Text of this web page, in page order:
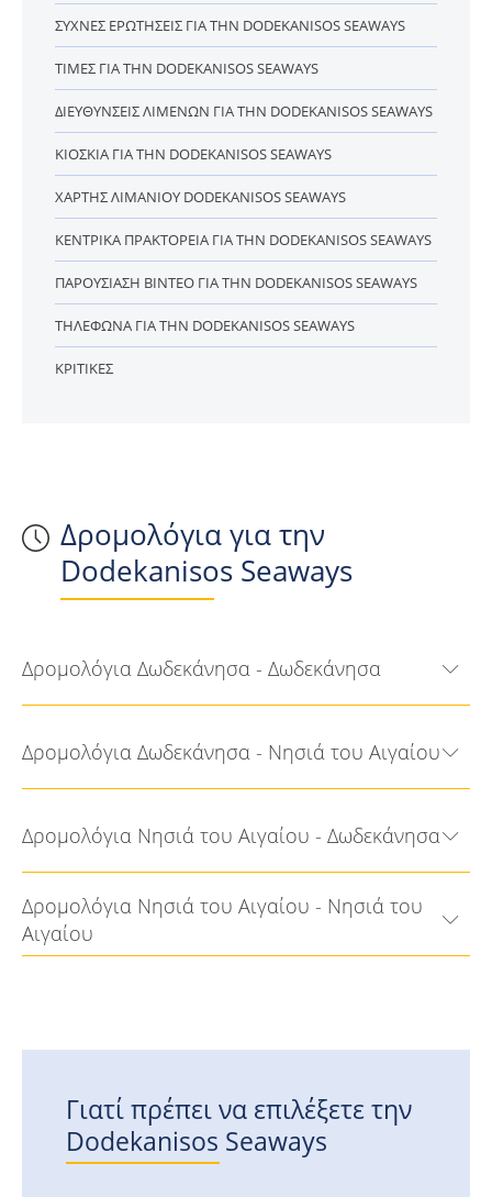
Δρομολόγια για την
Dodekanisos Seaways
Δρομολόγια Δωδεκάνησα - Δωδεκάνησα
Δρομολόγια Δωδεκάνησα - Νησιά του Αιγαίου
Δρομολόγια Νησιά του Αιγαίου - Δωδεκάνησα
Δρομολόγια Νησιά του Αιγαίου - Νησιά του
Αιγαίου
Γιατί πρέπει να επιλέξετε την
Dodekanisos Seaways
ΣΥΧΝΈΣ ΕΡΩΤΉΣΕΙΣ ΓΙΑ ΤΗΝ DODEKANISOS SEAWAYS
ΤΙΜΈΣ ΓΙΑ ΤΗΝ DODEKANISOS SEAWAYS
ΔΙΕΥΘΎΝΣΕΙΣ ΛΙΜΈΝΩΝ ΓΙΑ ΤΗΝ DODEKANISOS SEAWAYS
ΚΙΌΣΚΙΑ ΓΙΑ ΤΗΝ DODEKANISOS SEAWAYS
ΧΆΡΤΗΣ ΛΙΜΑΝΙΟΎ DODEKANISOS SEAWAYS
ΚΕΝΤΡΙΚΆ ΠΡΑΚΤΟΡΕΊΑ ΓΙΑ ΤΗΝ DODEKANISOS SEAWAYS
ΠΑΡΟΥΣΊΑΣΗ ΒΊΝΤΕΟ ΓΙΑ ΤΗΝ DODEKANISOS SEAWAYS
ΤΗΛΈΦΩΝΑ ΓΙΑ ΤΗΝ DODEKANISOS SEAWAYS
ΚΡΙΤΙΚΈΣ